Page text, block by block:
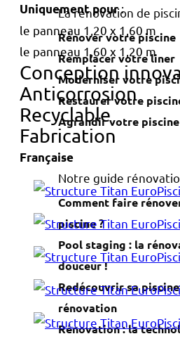
La rénovation de
Rénover votre piscine
Remplacer votre liner
Moderniser votre
Restaurer votre
Agrandir votre piscine
Notre guide
Comment faire
piscine ?
Pool staging : la
douceur !
Redécouvrir sa
rénovation
Rénovation : la
Uniquement pour:
le panneau 1,20 x 1,60 m
le panneau 1,60 x 1,20 m
Conception
Anticorrosion
Recyclable
Fabrication
Française